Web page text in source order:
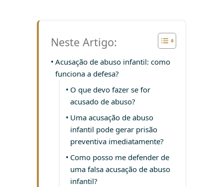
Neste Artigo:
Acusação de abuso infantil: como
funciona a defesa?
O que devo fazer se for
acusado de abuso?
Uma acusação de abuso
infantil pode gerar prisão
preventiva imediatamente?
Como posso me defender de
uma falsa acusação de abuso
infantil?